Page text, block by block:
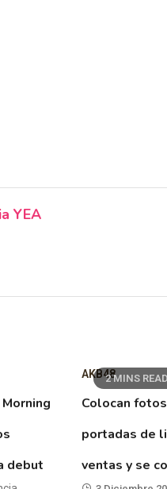
YEA
debut
2 MINS READ
AKB48
Colocan
portadas de
ventas y se